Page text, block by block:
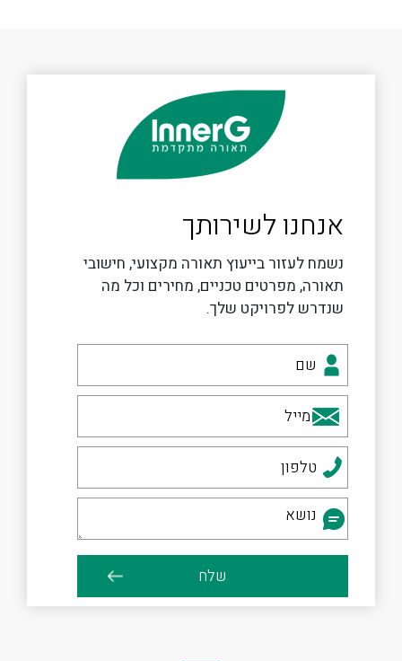
אנחנו לשירותך
נשמח לעזור בייעוץ תאורה מקצועי, חישובי
תאורה, מפרטים טכניים, מחירים וכל מה
שנדרש לפרויקט שלך.